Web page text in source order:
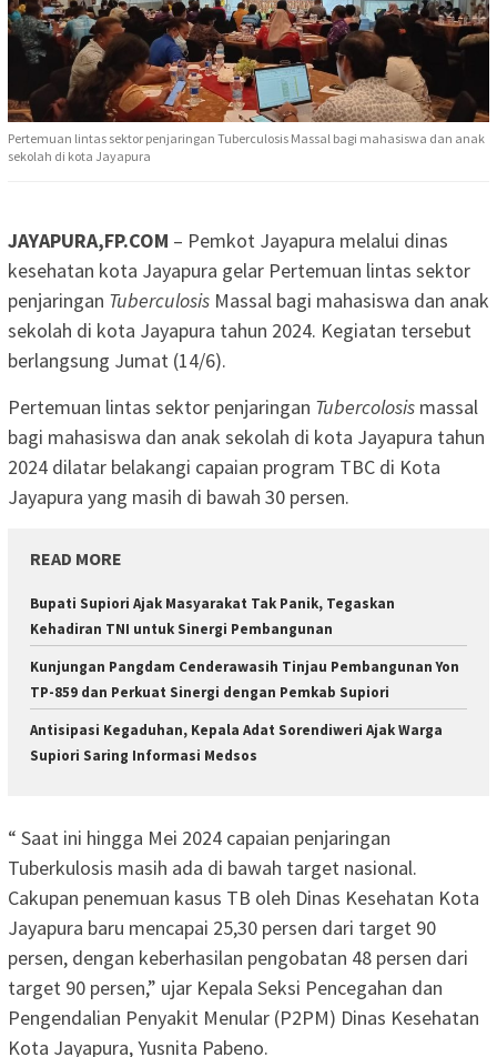
Pertemuan lintas sektor penjaringan Tuberculosis Massal bagi mahasiswa dan anak
sekolah di kota Jayapura
JAYAPURA,FP.COM – Pemkot Jayapura melalui dinas
kesehatan kota Jayapura gelar Pertemuan lintas sektor
penjaringan Tuberculosis Massal bagi mahasiswa dan anak
sekolah di kota Jayapura tahun 2024. Kegiatan tersebut
berlangsung Jumat (14/6).
Pertemuan lintas sektor penjaringan Tubercolosis massal
bagi mahasiswa dan anak sekolah di kota Jayapura tahun
2024 dilatar belakangi capaian program TBC di Kota
Jayapura yang masih di bawah 30 persen.
READ MORE
Bupati Supiori Ajak Masyarakat Tak Panik, Tegaskan
Kehadiran TNI untuk Sinergi Pembangunan
Kunjungan Pangdam Cenderawasih Tinjau Pembangunan Yon
TP-859 dan Perkuat Sinergi dengan Pemkab Supiori
Antisipasi Kegaduhan, Kepala Adat Sorendiweri Ajak Warga
Supiori Saring Informasi Medsos
“ Saat ini hingga Mei 2024 capaian penjaringan
Tuberkulosis masih ada di bawah target nasional.
Cakupan penemuan kasus TB oleh Dinas Kesehatan Kota
Jayapura baru mencapai 25,30 persen dari target 90
persen, dengan keberhasilan pengobatan 48 persen dari
target 90 persen,” ujar Kepala Seksi Pencegahan dan
Pengendalian Penyakit Menular (P2PM) Dinas Kesehatan
Kota Jayapura, Yusnita Pabeno.